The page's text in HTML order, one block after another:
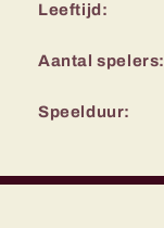
Leeftijd:
Aantal spelers:
Speelduur: